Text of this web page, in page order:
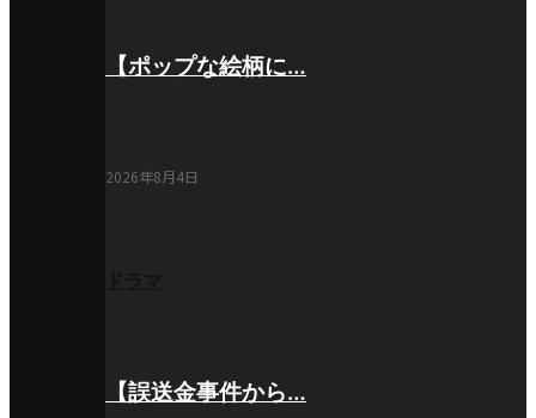
【ポップな絵柄に…
2026年8月4日
【誤送金事件から…